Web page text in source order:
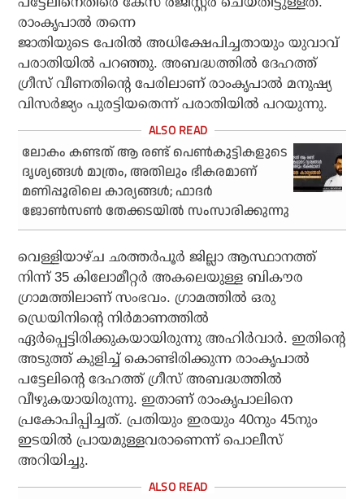
രാംകൃപാല്‍ തന്നെ
ജാതിയുടെ പേരില്‍ അധിക്ഷേപിച്ചതായും യുവാവ്
പരാതിയില്‍ പറഞ്ഞു. അബദ്ധത്തില്‍ ദേഹത്ത്
ഗ്രീസ് വീണതിന്റെ പേരിലാണ് രാംകൃപാല്‍ മനുഷ്യ
വിസര്‍ജ്യം പുരട്ടിയതെന്ന് പരാതിയില്‍ പറയുന്നു.
ലോകം കണ്ടത് ആ രണ്ട് പെണ്‍കുട്ടികളുടെ
ദൃശ്യങ്ങള്‍ മാത്രം, അതിലും ഭീകരമാണ്
മണിപ്പൂരിലെ കാര്യങ്ങള്‍; ഫാദര്‍
ജോണ്‍സണ്‍ തേക്കടയില്‍ സംസാരിക്കുന്നു
വെള്ളിയാഴ്ച ഛത്തര്‍പൂര്‍ ജില്ലാ ആസ്ഥാനത്ത്
നിന്ന് 35 കിലോമീറ്റര്‍ അകലെയുള്ള ബികൗര
ഗ്രാമത്തിലാണ് സംഭവം. ഗ്രാമത്തില്‍ ഒരു
ഡ്രെയിനിന്റെ നിര്‍മാണത്തില്‍
ഏര്‍പ്പെട്ടിരിക്കുകയായിരുന്നു അഹിര്‍വാര്‍. ഇതിന്റെ
അടുത്ത് കുളിച്ച് കൊണ്ടിരിക്കുന്ന രാംകൃപാല്‍
പട്ടേലിന്റെ ദേഹത്ത് ഗ്രീസ് അബദ്ധത്തില്‍
വീഴുകയായിരുന്നു. ഇതാണ് രാംകൃപാലിനെ
പ്രകോപിപ്പിച്ചത്. പ്രതിയും ഇരയും 40നും 45നും
ഇടയില്‍ പ്രായമുള്ളവരാണെന്ന് പൊലീസ്
അറിയിച്ചു.